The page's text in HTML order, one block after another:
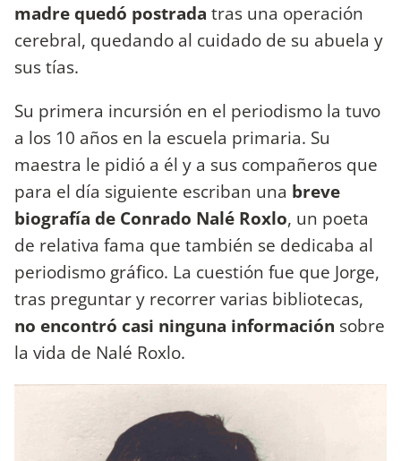
madre quedó postrada tras una operación
cerebral, quedando al cuidado de su abuela y
sus tías.
Su primera incursión en el periodismo la tuvo
a los 10 años en la escuela primaria. Su
maestra le pidió a él y a sus compañeros que
para el día siguiente escriban una breve
biografía de Conrado Nalé Roxlo, un poeta
de relativa fama que también se dedicaba al
periodismo gráfico. La cuestión fue que Jorge,
tras preguntar y recorrer varias bibliotecas,
no encontró casi ninguna información sobre
la vida de Nalé Roxlo.